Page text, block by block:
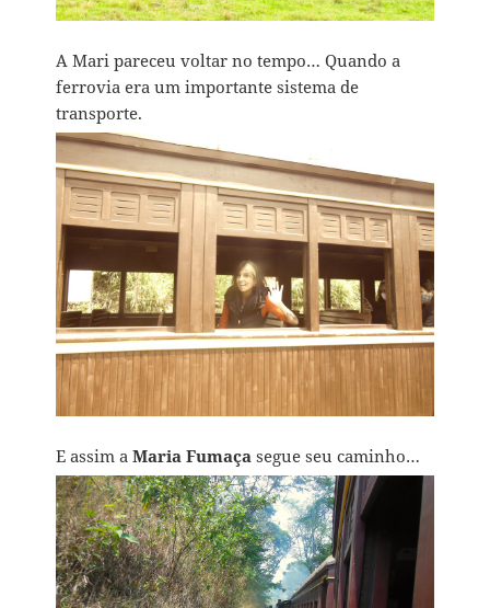
A Mari pareceu voltar no tempo… Quando a
ferrovia era um importante sistema de
transporte.
E assim aMaria Fumaça segue seu caminho…